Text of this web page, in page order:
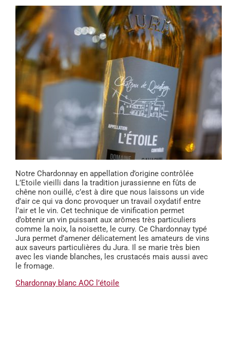
Notre Chardonnay en appellation d’origine contrôlée
L’Etoile vieilli dans la tradition jurassienne en fûts de
chêne non ouillé, c’est à dire que nous laissons un vide
d’air ce qui va donc provoquer un travail oxydatif entre
l’air et le vin. Cet technique de vinification permet
d’obtenir un vin puissant aux arômes très particuliers
comme la noix, la noisette, le curry. Ce Chardonnay typé
Jura permet d’amener délicatement les amateurs de vins
aux saveurs particulières du Jura. Il se marie très bien
avec les viande blanches, les crustacés mais aussi avec
le fromage.
Chardonnay blanc AOC l’étoile